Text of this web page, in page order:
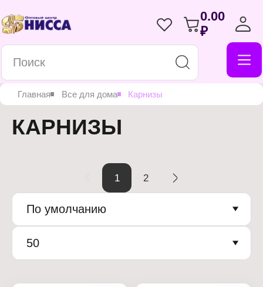
0.00
₽
Главная Все для дома Карнизы
КАРНИЗЫ
1 2
По умолчанию
50